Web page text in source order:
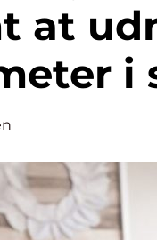
at
i